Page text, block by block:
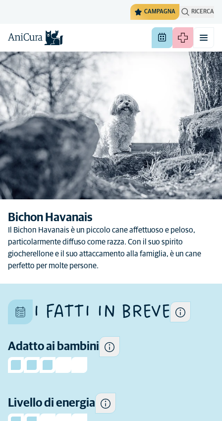
CAMPAGNA RICERCA
Bichon Havanais
Il Bichon Havanais è un piccolo cane affettuoso e peloso,
particolarmente diffuso come razza. Con il suo spirito
giocherellone e il suo attaccamento alla famiglia, è un cane
perfetto per molte persone.
I FATTI IN BREVE
Adatto ai bambini
Livello di energia
unico e le sue caratteristiche
differiscono anche all'interno
Alcuni cani tendono ad essere
più giocosi e socievoli con i
bambini e più tolleranti nei
confronti del comportamento
Quanto attiva tende ad essere
questa razza.
Quanta esperienza
precedente come proprietario
di considerare di prendere
questa razza.